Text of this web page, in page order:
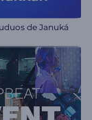
de Januká